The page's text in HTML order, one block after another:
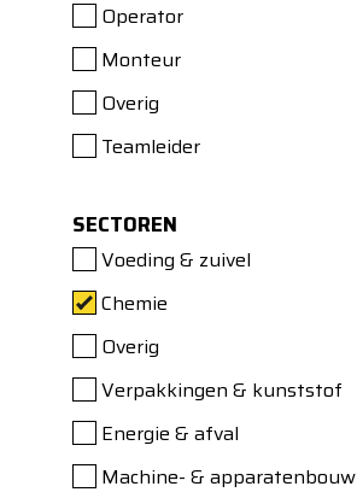
Operator
Monteur
Overig
Teamleider
SECTOREN
Voeding & zuivel
Chemie
Overig
Verpakkingen & kunststof
Energie & afval
Machine- & apparatenbouw